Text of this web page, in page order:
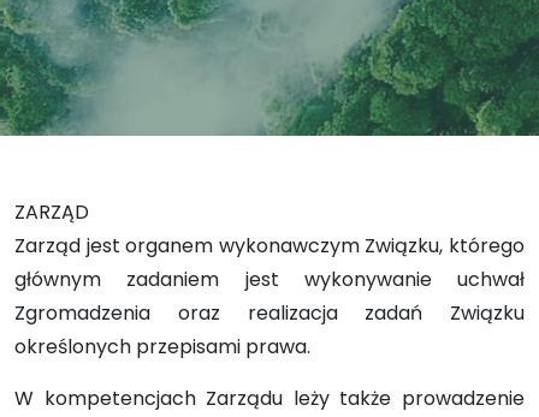
ZARZĄD
Zarząd jest organem wykonawczym Związku, którego
głównym zadaniem jest wykonywanie uchwał
Zgromadzenia oraz realizacja zadań Związku
określonych przepisami prawa.
W kompetencjach Zarządu leży także prowadzenie